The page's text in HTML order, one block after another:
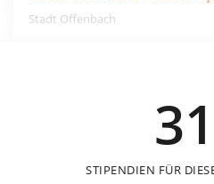
Stadt Offenbach
STIPENDIEN FÜR